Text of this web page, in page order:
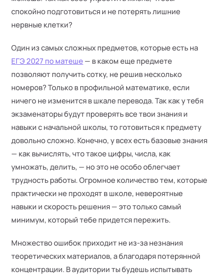
спокойно подготовиться и не потерять лишние
нервные клетки?
Один из самых сложных предметов, которые есть на
ЕГЭ 2027 по матеше— в каком еще предмете
позволяют получить сотку, не решив несколько
номеров? Только в профильной математике, если
ничего не изменится в шкале перевода. Так как у тебя
экзаменаторы будут проверять все твои знания и
навыки с начальной школы, то готовиться к предмету
довольно сложно. Конечно, у всех есть базовые знания
— как вычислять, что такое цифры, числа, как
умножать, делить, — но это не особо облегчает
трудность работы. Огромное количество тем, которые
практически не проходят в школе, невероятные
навыки и скорость решения — это только самый
минимум, который тебе придется пережить.
Множество ошибок приходит не из-за незнания
теоретических материалов, а благодаря потерянной
концентрации. В аудитории ты будешь испытывать